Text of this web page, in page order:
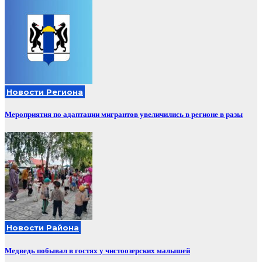
Новости Региона
Мероприятия по адаптации мигрантов увеличились в регионе в разы
Новости Района
Медведь побывал в гостях у чистоозерских малышей